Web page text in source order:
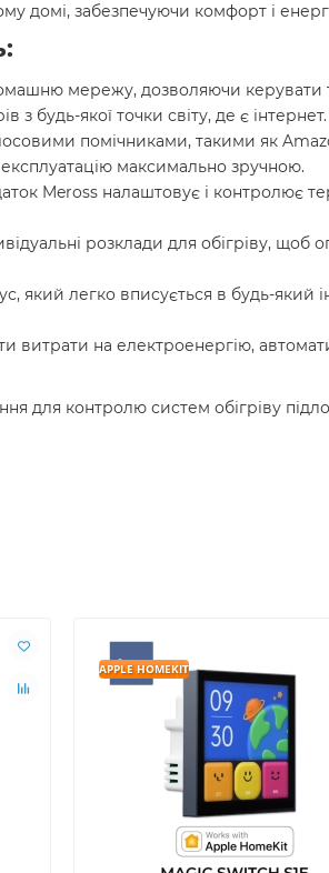
домі, забезпечуючи комфорт і
мережу, дозволяючи
будь-якої точки світу, де є інтернет.
помічниками, такими як
максимально зручною.
Meross налаштовує і контролює
розклади для обігріву, щоб
який легко вписується в будь-який
витрати на електроенергію,
для контролю систем обігріву
APPLE HOMEKIT